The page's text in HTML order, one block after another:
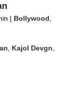
| Bollywood
Kajol Devgn